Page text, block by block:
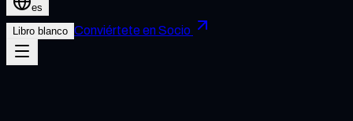
es
Libro blanco Conviértete en Socio